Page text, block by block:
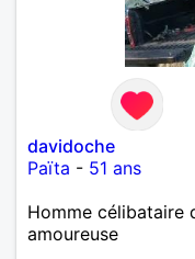
davidoche
Païta - 51 ans
Homme célibataire
amoureuse